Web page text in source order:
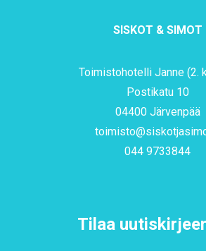
SISKOT & SIMOT
Toimistohotelli Janne (2.
Postikatu 10
04400 Järvenpää
044 9733844
Tilaa